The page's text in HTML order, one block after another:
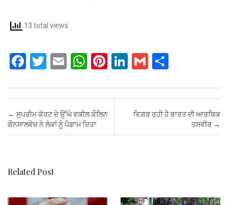
13 total views
F
ce
b
o
T
tt
er
E
ail
W
at
s
A
Pi
er
es
Li
ke
dI
G
ail ar
e
Post navigation
← ਸੁਪਰੀਮ ਕੋਰਟ ਦੇ ਉੱਘੇ ਵਕੀਲ ਕੌਲਿਨ
ਗੌਨਸਾਲਵੇਜ਼ ਨੇ ਲੋਕਾਂ ਨੂੰ ਪੈਗਾਮ ਦਿਤਾ
ਵਿਗੜ ਰਹੀ ਹੈ ਭਾਰਤ ਦੀ ਆਰਥਿਕ
ਤਸਵੀਰ →
Related Post